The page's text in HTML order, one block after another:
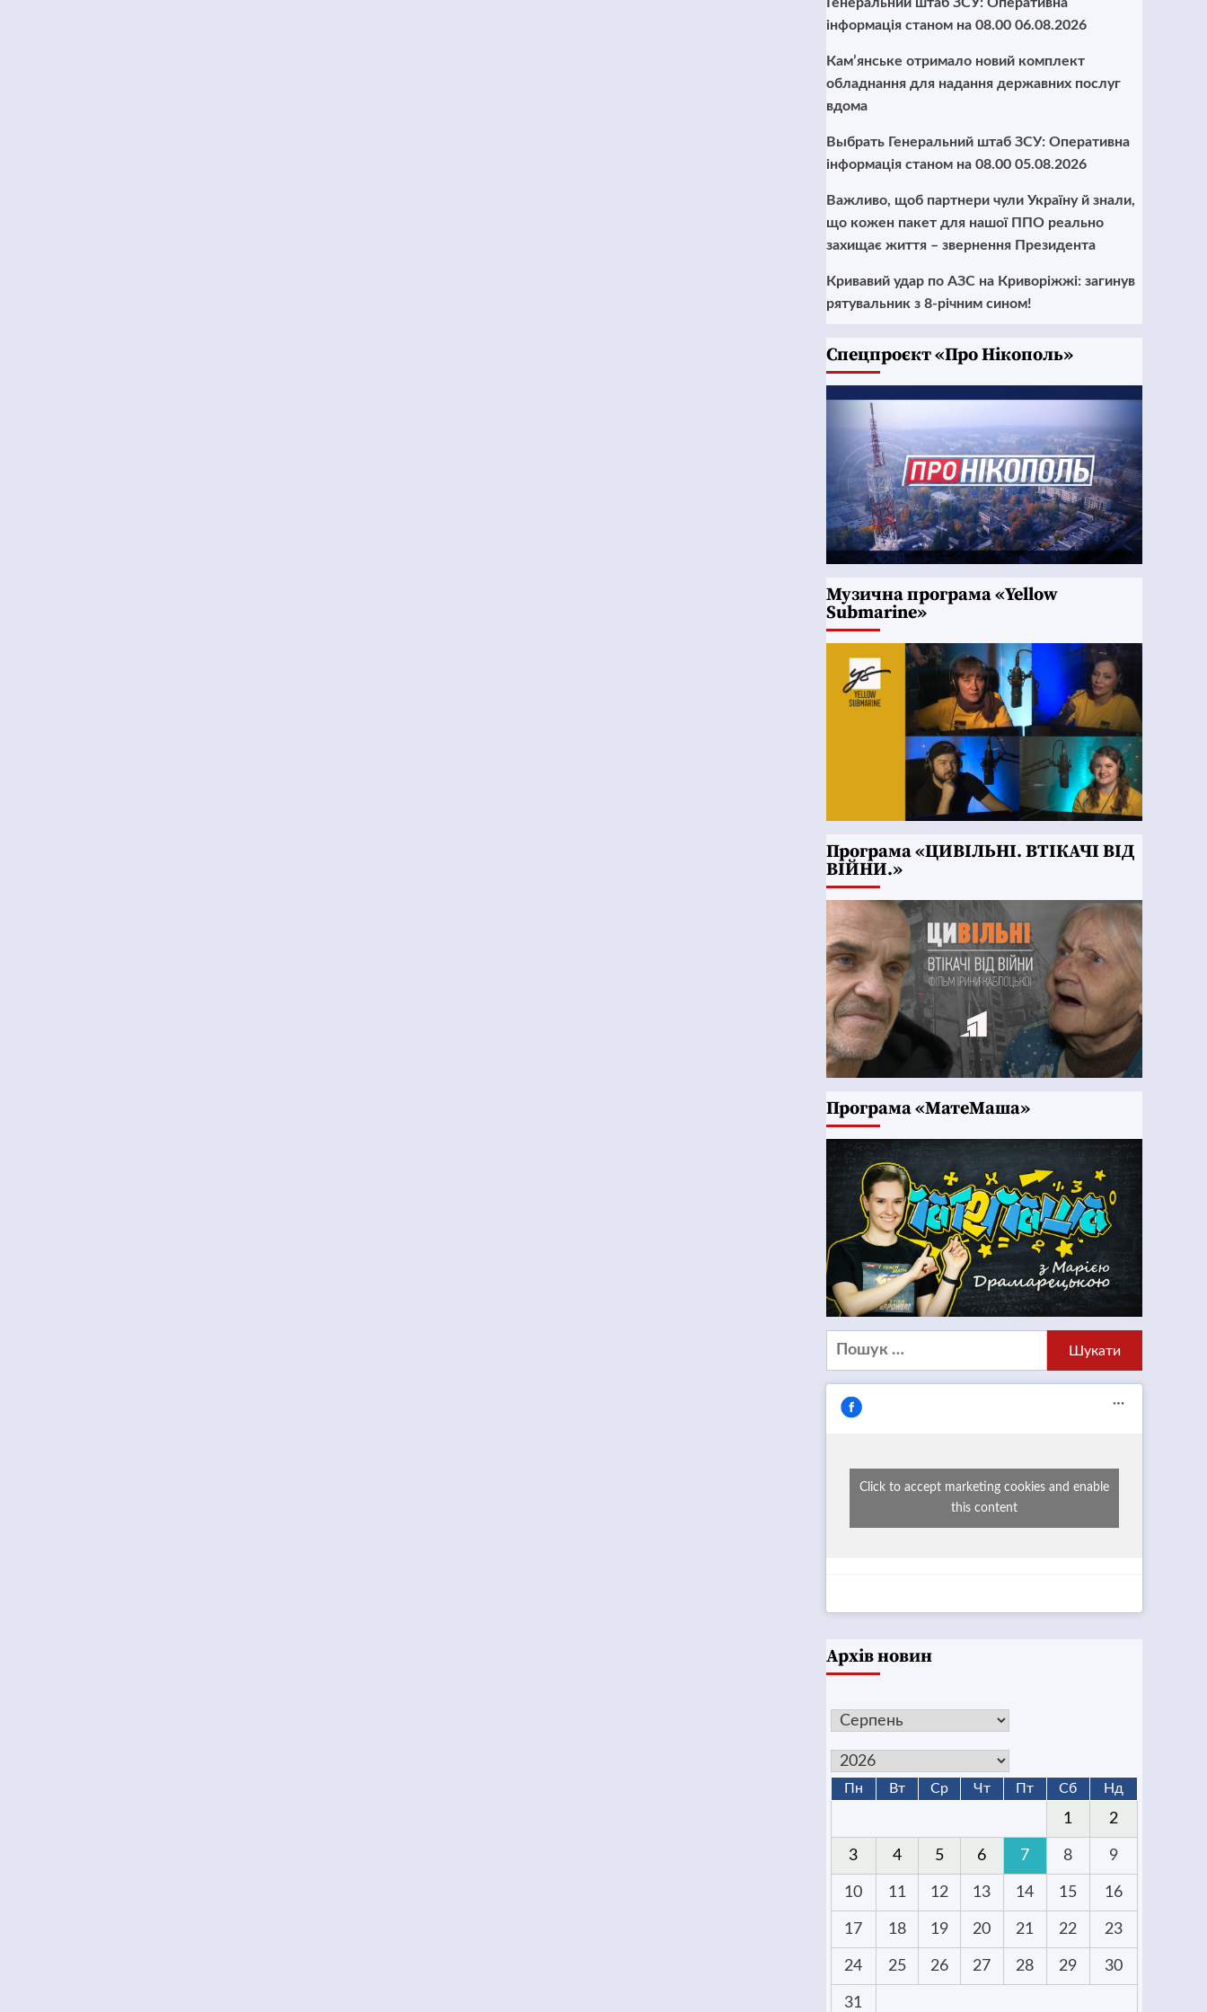
Генеральний штаб ЗСУ: Оперативна
інформація станом на 08.00 06.08.2026
Кам’янське отримало новий комплект
обладнання для надання державних послуг
вдома
Выбрать Генеральний штаб ЗСУ: Оперативна
інформація станом на 08.00 05.08.2026
Важливо, щоб партнери чули Україну й знали,
що кожен пакет для нашої ППО реально
захищає життя – звернення Президента
Кривавий удар по АЗС на Криворіжжі: загинув
рятувальник з 8-річним сином!
Cпецпроєкт «Про Нікополь»
Музична програма «Yellow
Submarine»
Програма «ЦИВІЛЬНІ. ВТІКАЧІ ВІД
ВІЙНИ.»
Програма «МатеМаша»
Пошук:
Click to accept marketing cookies and enable
this content
Архів новин
Пн Вт Ср Чт Пт Сб Нд
1 2
3 4 5 6 7 8 9
10 11 12 13 14 15 16
17 18 19 20 21 22 23
24 25 26 27 28 29 30
31